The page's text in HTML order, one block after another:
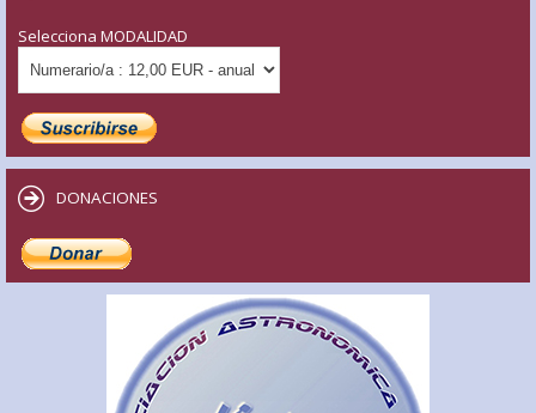
Selecciona MODALIDAD
DONACIONES